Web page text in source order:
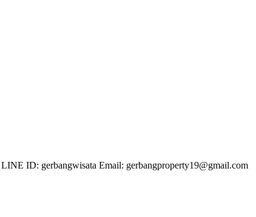
ID: gerbangwisata Email: gerbangproperty19@gmail.com